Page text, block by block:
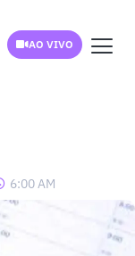
AO VIVO
6:00 AM